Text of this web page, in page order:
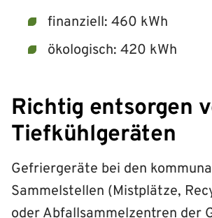
finanziell: 460 kWh
ökologisch: 420 kWh
Richtig entsorgen
Tiefkühlgeräten
Gefriergeräte bei den
Sammelstellen (Mistplätze,
oder Abfallsammelzentren der